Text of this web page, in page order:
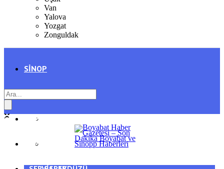
Van
Yalova
Yozgat
Zonguldak
SINOP
AYANCIK
GENEL
SPOR